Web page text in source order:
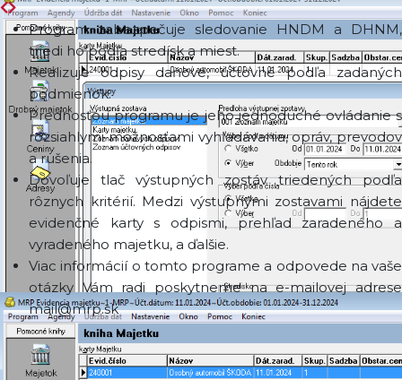
Program zabezpečuje sledovanie HNDM a DHNM,
triedi ho podľa stredísk a miest.
Realizuje odpisy daňové, účtovné podľa zadaných
podmienok.
Prednosťou programu je jeho jednoduché ovládanie s
rozsiahlymi možnosťami vyhľadávania, opráv, prevodov
a rušenia.
Dovoľuje tlač výstupných zostáv triedených podľa
rôznych kritérií. Medzi výstupnými zostavami nájdete
evidenčné karty s odpismi, prehľad zaradeného a
vyradeného majetku, a ďalšie.
Viac informácií o tomto programe a odpovede na vaše
otázky Vám radi poskytneme na e-mailovej adrese
mail@mrp.sk